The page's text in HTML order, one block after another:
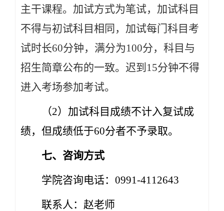
主干课程。加试方式为笔试，加试科目
不得与初试科目相同，加试每门科目考
试时长60分钟，满分为100分，科目与
招生简章公布的一致。迟到15分钟不得
进入考场参加考试。
（2）加试科目成绩不计入复试成
绩，但成绩低于60分者不予录取。
七、咨询方式
学院咨询电话：0991-4112643
联系人：赵老师